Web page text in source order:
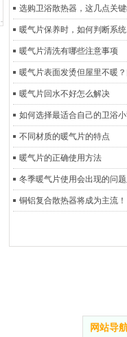
选购卫浴散热器，这几点关
暖气片保养时，如何判断系
暖气片清洗有哪些注意事项
暖气片表面发烫但屋里不暖
暖气片回水不好怎么解决
如何选择最适合自己的卫浴
不同材质的暖气片的特点
暖气片的正确使用方法
冬季暖气片使用会出现的问
铜铝复合散热器将成为主流！
网站导